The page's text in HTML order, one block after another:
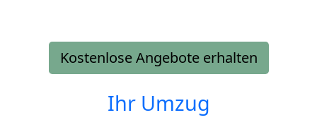
Kostenlose Angebote erhalten
Ihr Umzug